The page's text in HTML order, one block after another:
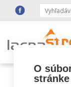
O
stránke